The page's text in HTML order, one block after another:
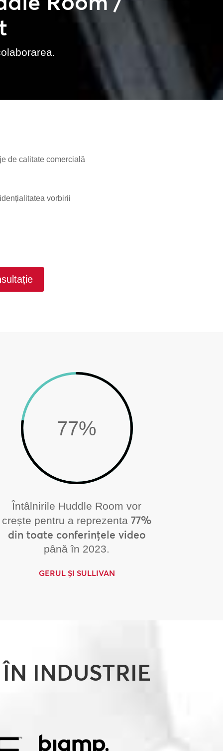
de calitate comercială
vorbirii
77%
Întâlnirile Huddle Room vor
crește pentru a reprezenta77%
din toate conferințele video
până în 2023.
GERUL ȘI SULLIVAN
INDUSTRIE